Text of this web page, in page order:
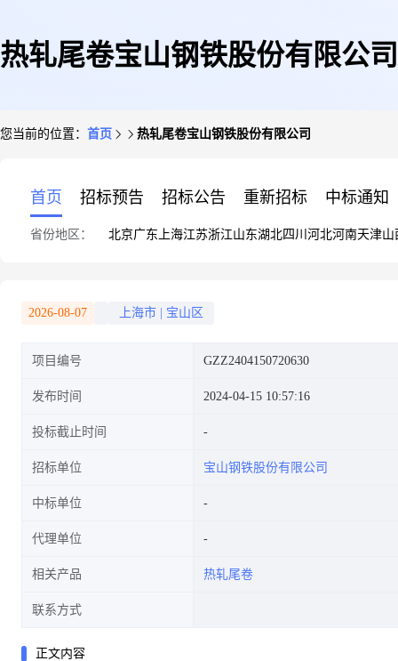
热轧尾卷宝山钢铁股份有限公司
您当前的位置： 首页 热轧尾卷宝山钢铁股份有限公司
首页 招标预告 招标公告 重新招标 中标通知
省份地区： 北京广东 上海江苏浙江山东湖北四川 河北河南天津山
2026-08-07 上海市 宝山区
项目编号 GZZ2404150720630
发布时间 2024-04-15 10:57:16
投标截止时间
招标单位 宝山钢铁股份有限公司
中标单位
代理单位
相关产品 热轧尾卷
联系方式
正文内容